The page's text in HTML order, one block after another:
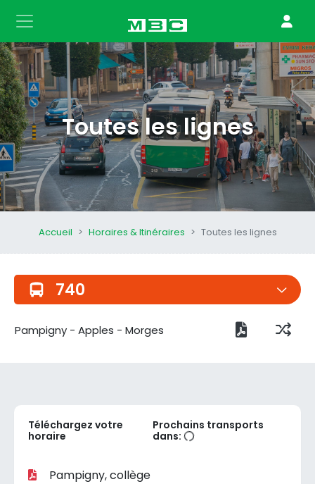
Toutes les lignes
Accueil Horaires & Itinéraires Toutes les lignes
740
Pampigny - Apples - Morges
Téléchargez votre
horaire
Prochains transports
dans:
Pampigny, collège